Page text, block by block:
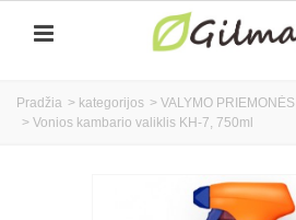
Pradžia > kategorijos > VALYMO PRIEMONĖS
> Vonios kambario valiklis KH-7, 750ml